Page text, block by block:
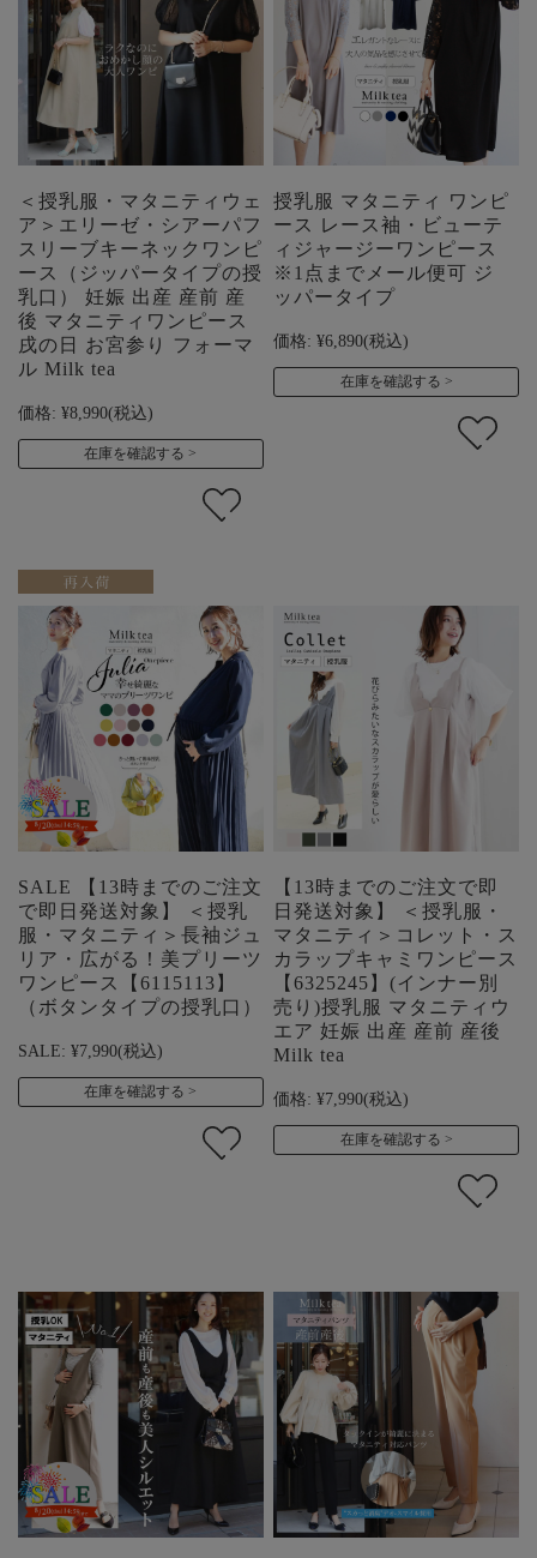
＜授乳服・マタニティウェ
ア＞エリーゼ・シアーパフ
スリーブキーネックワンピ
ース（ジッパータイプの授
乳口） 妊娠 出産 産前 産
後 マタニティワンピース
戌の日 お宮参り フォーマ
ル Milk tea
価格: ¥8,990(税込)
在庫を確認する
授乳服 マタニティ ワンピ
ース レース袖・ビューテ
ィジャージーワンピース
※1点までメール便可 ジ
ッパータイプ
価格: ¥6,890(税込)
在庫を確認する
SALE 【13時までのご注文
で即日発送対象】 ＜授乳
服・マタニティ＞長袖ジュ
リア・広がる！美プリーツ
ワンピース【6115113】
（ボタンタイプの授乳口）
SALE: ¥7,990(税込)
在庫を確認する
【13時までのご注文で即
日発送対象】 ＜授乳服・
マタニティ＞コレット・ス
カラップキャミワンピース
【6325245】(インナー別
売り)授乳服 マタニティウ
エア 妊娠 出産 産前 産後
Milk tea
価格: ¥7,990(税込)
在庫を確認する